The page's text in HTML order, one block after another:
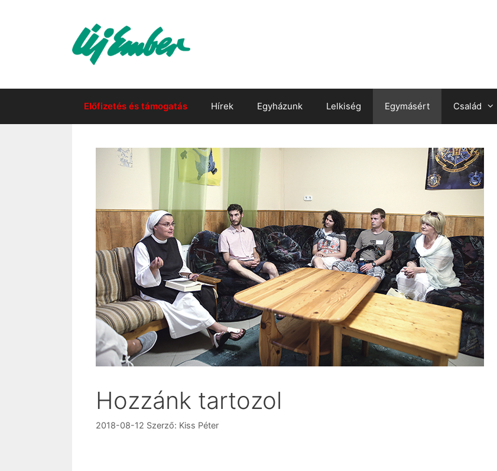
Előfizetés és támogatás Hírek Egyházunk Lelkiség Egymásért Család
Hozzánk tartozol
2018-08-12 Szerző: Kiss Péter